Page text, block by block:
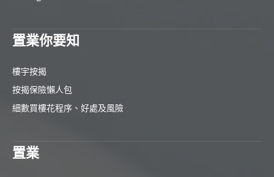
置業你要知
樓宇按揭
按揭保險懶人包
細數買樓花程序、好處及風險
置業